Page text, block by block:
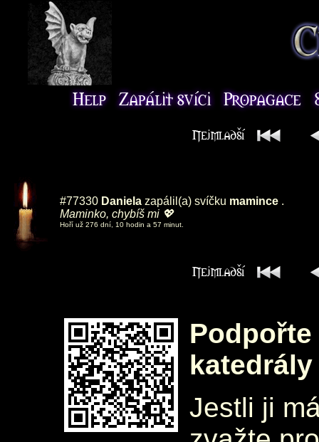
#77330 Daniela zapálil(a) svíčku mamince .
Maminko, chybíš mi 💖
Hoří už 276 dní, 10 hodin a 57 minut.
katedrály
Jestli ji